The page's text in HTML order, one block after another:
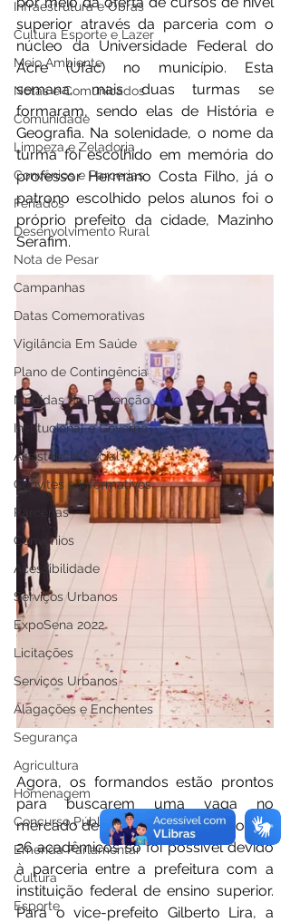
Infraestrutura e Obras
Cultura Esporte e Lazer
Meio Ambiente
Notas e Comunicados
Comunidade
Limpeza e Zeladoria
Convênios e Parcerias
Feriados
Desenvolvimento Rural
Nota de Pesar
Campanhas
Datas Comemorativas
Vigilância Em Saúde
Plano de Contingência
Medidas de Prevenção
Institucional e Governo
Assistência Social
Convites e Informativos
Parcerias
Convênios
Acessibilidade
Serviços Urbanos
ExpoSena 2022
Licitações
Serviços Urbanos
Alagações e Enchentes
Segurança
Agricultura
Homenagem
Concurso Público
Emenda Parlamentar
Cultura
Esporte
superior através da parceria com o
núcleo da Universidade Federal do
Acre (Ufac) no município. Esta
semana, mais duas turmas se
formaram, sendo elas de História e
Geografia. Na solenidade, o nome da
turma foi escolhido em memória do
professor Hermano Costa Filho, já o
patrono escolhido pelos alunos foi o
próprio prefeito da cidade, Mazinho
Serafim.
Agora, os formandos estão prontos
para buscarem uma vaga no
mercado de trabalho. A formação dos
26 acadêmicos só foi possível devido
à parceria entre a prefeitura com a
instituição federal de ensino superior.
Para o vice-prefeito Gilberto Lira, a